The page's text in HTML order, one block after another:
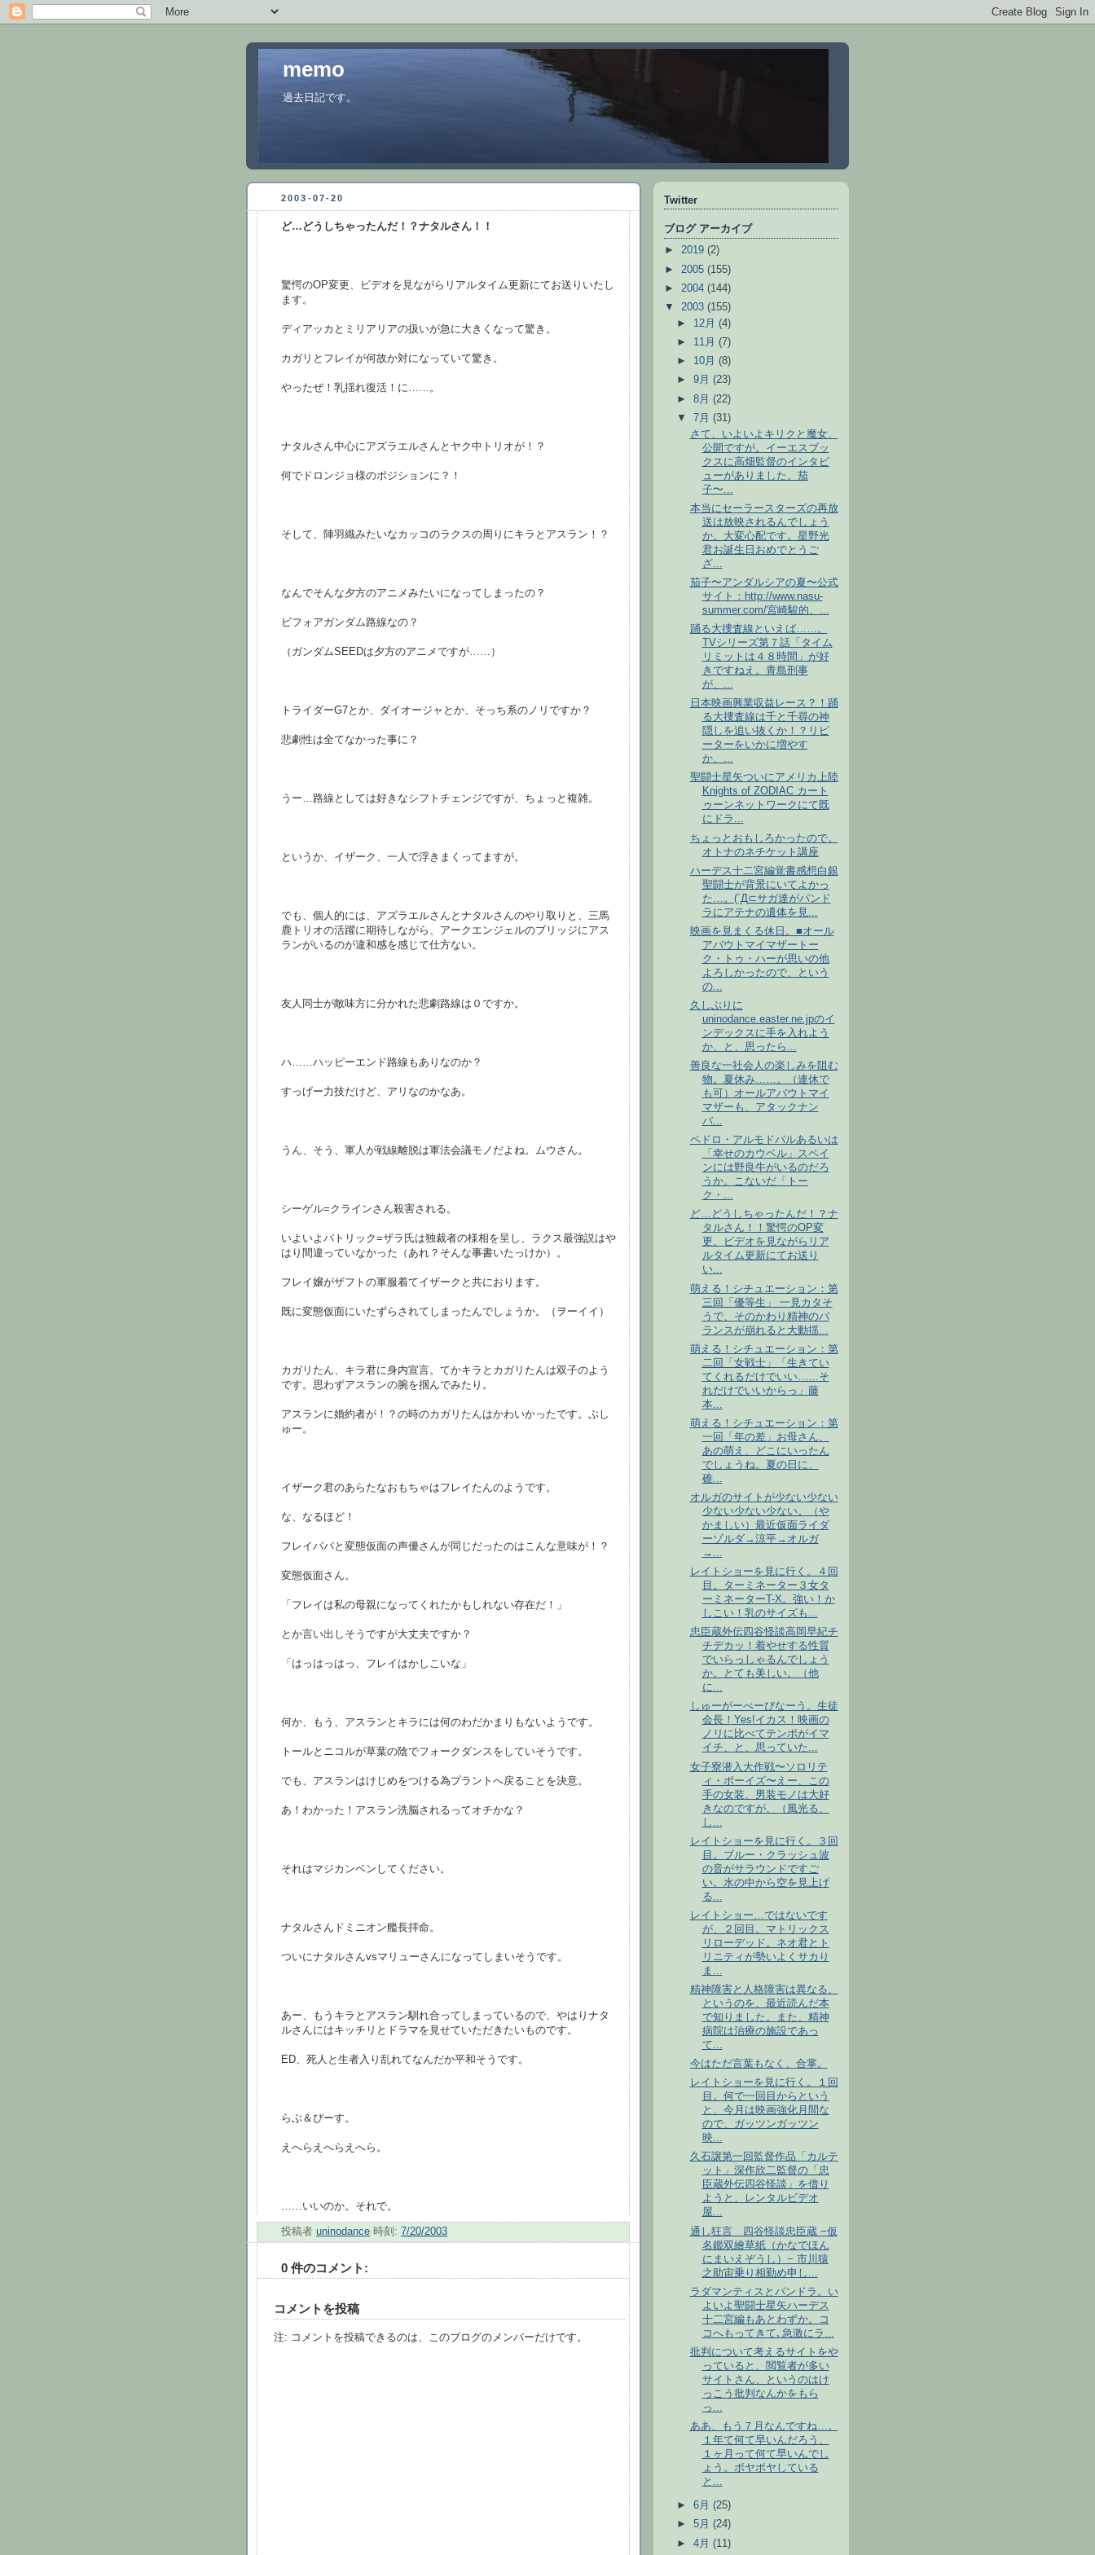
memo
過去日記です。
2003-07-20
ど…どうしちゃったんだ！？ナタルさん！！
驚愕のOP変更、ビデオを見ながらリアルタイム更新にてお送りいたし
ます。
ディアッカとミリアリアの扱いが急に大きくなって驚き。
カガリとフレイが何故か対になっていて驚き。
やったぜ！乳揺れ復活！に……。
ナタルさん中心にアズラエルさんとヤク中トリオが！？
何でドロンジョ様のポジションに？！
そして、陣羽織みたいなカッコのラクスの周りにキラとアスラン！？
なんでそんな夕方のアニメみたいになってしまったの？
ビフォアガンダム路線なの？
（ガンダムSEEDは夕方のアニメですが……）
トライダーG7とか、ダイオージャとか、そっち系のノリですか？
悲劇性は全てなかった事に？
うー…路線としては好きなシフトチェンジですが、ちょっと複雑。
というか、イザーク、一人で浮きまくってますが。
でも、個人的には、アズラエルさんとナタルさんのやり取りと、三馬
鹿トリオの活躍に期待しながら、アークエンジェルのブリッジにアス
ランがいるのが違和感を感じて仕方ない。
友人同士が敵味方に分かれた悲劇路線は０ですか。
ハ……ハッピーエンド路線もありなのか？
すっげー力技だけど、アリなのかなあ。
うん、そう、軍人が戦線離脱は軍法会議モノだよね。ムウさん。
シーゲル=クラインさん殺害される。
いよいよパトリック=ザラ氏は独裁者の様相を呈し、ラクス最強説はや
はり間違っていなかった（あれ？そんな事書いたっけか）。
フレイ嬢がザフトの軍服着てイザークと共におります。
既に変態仮面にいたずらされてしまったんでしょうか。（ヲーイイ）
カガリたん、キラ君に身内宣言。てかキラとカガリたんは双子のよう
です。思わずアスランの腕を掴んでみたり。
アスランに婚約者が！？の時のカガリたんはかわいかったです。ぷし
ゅー。
イザーク君のあらたなおもちゃはフレイたんのようです。
な、なるほど！
フレイパパと変態仮面の声優さんが同じだったのはこんな意味が！？
変態仮面さん。
「フレイは私の母親になってくれたかもしれない存在だ！」
とか言い出しそうですが大丈夫ですか？
「はっはっはっ、フレイはかしこいな」
何か、もう、アスランとキラには何のわだかまりもないようです。
トールとニコルが草葉の陰でフォークダンスをしていそうです。
でも、アスランはけじめをつける為プラントへ戻ることを決意。
あ！わかった！アスラン洗脳されるってオチかな？
それはマジカンベンしてください。
ナタルさんドミニオン艦長拝命。
ついにナタルさんvsマリューさんになってしまいそうです。
あー、もうキラとアスラン馴れ合ってしまっているので、やはりナタ
ルさんにはキッチリとドラマを見せていただきたいものです。
ED、死人と生者入り乱れてなんだか平和そうです。
らぶ＆ぴーす。
えへらえへらえへら。
……いいのか。それで。
投稿者 uninodance 時刻: 7/20/2003
0 件のコメント:
コメントを投稿
注: コメントを投稿できるのは、このブログのメンバーだけです。
Twitter
ブログ アーカイブ
► 2019 (2)
► 2005 (155)
► 2004 (144)
▼ 2003 (155)
► 12月(4)
► 11月(7)
► 10月(8)
►9月(23)
►8月(22)
▼7月(31)
さて、いよいよキリクと魔女、
公開ですが。イーエスブッ
クスに高畑監督のインタビ
ューがありました。茄
子〜...
本当にセーラースターズの再放
送は放映されるんでしょう
か。大変心配です。星野光
君お誕生日おめでとうご
ざ...
茄子〜アンダルシアの夏〜公式
サイト：http://www.nasu-
summer.com/宮崎駿的、...
踊る大捜査線といえば……。
TVシリーズ第７話「タイム
リミットは４８時間」が好
きですねえ。青島刑事
が、...
日本映画興業収益レース？！踊
る大捜査線は千と千尋の神
隠しを追い抜くか！？リピ
ーターをいかに増やす
か、...
聖闘士星矢ついにアメリカ上陸
Knights of ZODIAC カート
ゥーンネットワークにて既
にドラ...
ちょっとおもしろかったので。
オトナのネチケット講座
ハーデス十二宮編覚書感想白銀
聖闘士が背景にいてよかっ
た…。(´Д⊂サガ達がパンド
ラにアテナの遺体を見...
映画を見まくる休日。■オール
アバウトマイマザートー
ク・トゥ・ハーが思いの他
よろしかったので、という
の...
久しぶりに
uninodance.easter.ne.jpのイ
ンデックスに手を入れよう
か、と、思ったら...
善良な一社会人の楽しみを阻む
物。夏休み……。（連休で
も可）オールアバウトマイ
マザーも、アタックナン
バ...
ペドロ・アルモドバルあるいは
「幸せのカウベル」スペイ
ンには野良牛がいるのだろ
うか。こないだ「トー
ク・...
ど…どうしちゃったんだ！？ナ
タルさん！！驚愕のOP変
更、ビデオを見ながらリア
ルタイム更新にてお送り
い...
萌える！シチュエーション：第
三回「優等生」 一見カタそ
うで、そのかわり精神のバ
ランスが崩れると大動揺...
萌える！シチュエーション：第
二回「女戦士」「生きてい
てくれるだけでいい……そ
れだけでいいからっ」藤
本...
萌える！シチュエーション：第
一回「年の差」お母さん、
あの萌え、どこにいったん
でしょうね。夏の日に、
碓...
オルガのサイトが少ない少ない
少ない少ない少ない。（や
かましい）最近仮面ライダ
ーゾルダ→涼平→オルガ
→...
レイトショーを見に行く。４回
目。ターミネーター３女タ
ーミネーターT-X。強い！か
しこい！乳のサイズも...
忠臣蔵外伝四谷怪談高岡早紀チ
チデカッ！着やせする性質
でいらっしゃるんでしょう
か。とても美しい。（他
に...
しゅーがーべーびなーう。生徒
会長！Yes!イカス！映画の
ノリに比べてテンポがイマ
イチ、と、思っていた...
女子寮潜入大作戦〜ソロリテ
ィ・ボーイズ〜えー、この
手の女装、男装モノは大好
きなのですが、（風光る、
し...
レイトショーを見に行く。３回
目。ブルー・クラッシュ波
の音がサラウンドですご
い。水の中から空を見上げ
る...
レイトショー…ではないです
が、２回目。マトリックス
リローデッド。ネオ君とト
リニティが勢いよくサカり
ま...
精神障害と人格障害は異なる、
というのを、最近読んだ本
で知りました。また、精神
病院は治療の施設であっ
て...
今はただ言葉もなく、合掌。
レイトショーを見に行く。１回
目。何で一回目からという
と、今月は映画強化月間な
ので、ガッツンガッツン
映...
久石譲第一回監督作品「カルテ
ット」深作欣二監督の「忠
臣蔵外伝四谷怪談」を借り
ようと、レンタルビデオ
屋...
通し狂言 四谷怪談忠臣蔵 −仮
名鑑双繪草紙（かなでほん
にまいえぞうし）− 市川猿
之助宙乗り相勤め申し...
ラダマンティスとパンドラ。い
よいよ聖闘士星矢ハーデス
十二宮編もあとわずか。コ
コへもってきて､急激にラ...
批判について考えるサイトをや
っていると、閲覧者が多い
サイトさん、というのはけ
っこう批判なんかをもら
っ...
ああ、もう７月なんですね…。
１年て何て早いんだろう、
１ヶ月って何て早いんでし
ょう。ボヤボヤしている
と...
►6月(25)
►5月(24)
►4月(11)